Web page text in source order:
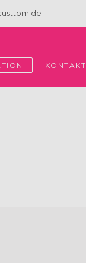
KONTAKT